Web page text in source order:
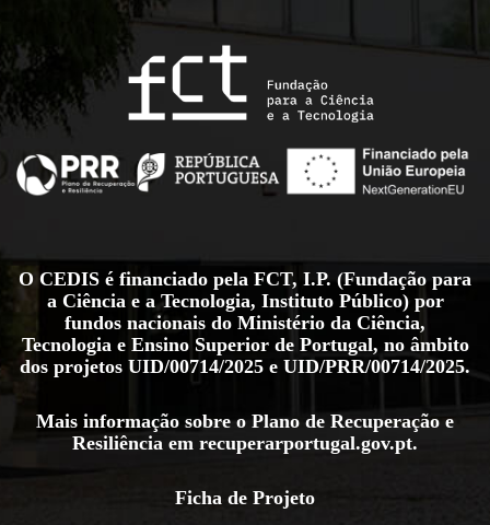
O CEDIS é financiado pela FCT, I.P. (Fundação para
a Ciência e a Tecnologia, Instituto Público) por
fundos nacionais do Ministério da Ciência,
Tecnologia e Ensino Superior de Portugal, no âmbito
dos projetos UID/00714/2025 e UID/PRR/00714/2025.
Mais informação sobre o Plano de Recuperação e
Resiliência em recuperarportugal.gov.pt.
Ficha de Projeto